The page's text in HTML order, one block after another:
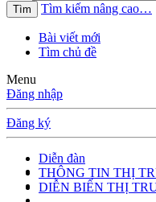
Tìm Tìm kiếm nâng cao…
Bài viết mới
Tìm chủ đề
Menu
Đăng nhập
Đăng ký
Diễn đàn
THÔNG TIN THỊ
DIỄN BIẾN THỊ